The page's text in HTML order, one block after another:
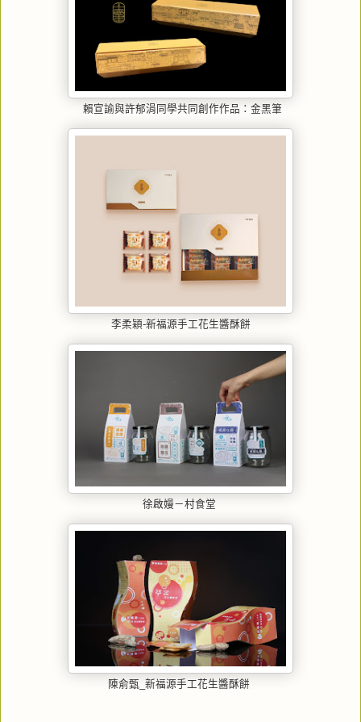
賴宣諭與許郁涓同學共同創作作品：金黑筆
李柔穎-新福源手工花生醬酥餅
徐啟嫚－村食堂
陳俞甄_新福源手工花生醬酥餅